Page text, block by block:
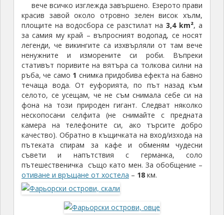
вече всичко изглежда завършено. Езерото прави
красив завой около отровно зелен висок хълм,
площите на водосбора се разстилат на3,4 km², а
за самия му край – въпросният водопад, се носят
легенди, че викингите са изхвърляли от там вече
ненужните и изморените си роби. Въпреки
стативът поривите на вятъра са толкова силни на
ръба, че само 1 снимка придобива ефекта на бавно
течаща вода. От еуфорията, по път назад към
селото, се усещам, че не съм снимала себе си на
фона на този природен гигант. Следват няколко
нескопосани селфита (не снимайте с предната
камера на телефоните си, ако търсите добро
качество). Обратно в къщичката на вход/изхода на
пътеката спирам за кафе и обменям чудесни
съвети и напътствия с германка, соло
пътешественичка също като мен. За обобщение –
отиване и връщане от хостела – 18км.